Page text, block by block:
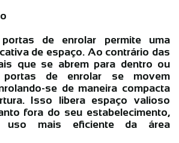
de enrolar permite uma
de espaço. Ao contrário das
que se abrem para dentro ou
de enrolar se movem
se de maneira compacta
Isso libera espaço valioso
fora do seu estabelecimento,
uso mais eficiente da área